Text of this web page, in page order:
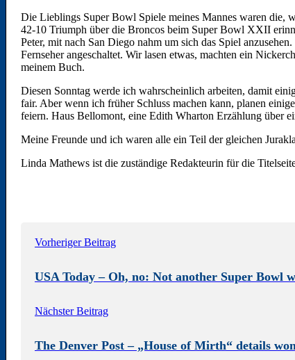
Die Lieblings Super Bowl Spiele meines Mannes waren die,
42-10 Triumph über die Broncos beim Super Bowl XXII
Peter, mit nach San Diego nahm um sich das Spiel
Fernseher angeschaltet. Wir lasen etwas, machten ein
meinem Buch.
Diesen Sonntag werde ich wahrscheinlich arbeiten, damit
fair. Aber wenn ich früher Schluss machen kann, planen
feiern. Haus Bellomont, eine Edith Wharton Erzählung über
Meine Freunde und ich waren alle ein Teil der gleichen
Linda Mathews ist die zuständige Redakteurin für die
Vorheriger Beitrag
USA Today – Oh, no: Not another Super Bowl
Nächster Beitrag
The Denver Post – „House of Mirth“ details